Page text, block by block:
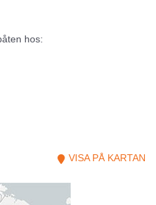
hos:
VISA PÅ KARTAN